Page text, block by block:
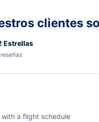
clientes
Estrellas
a flight schedule